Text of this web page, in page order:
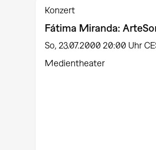
Konzert
Fátima Miranda:
So, 23.07.2000 20:00 Uhr
Medientheater